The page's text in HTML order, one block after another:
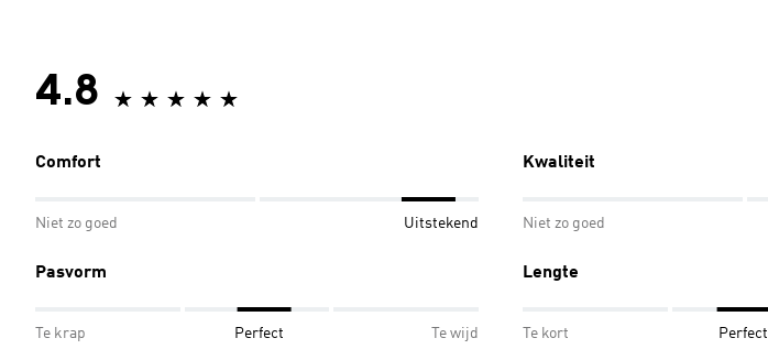
4.8
Comfort
Niet zo goed Uitstekend
Kwaliteit
Niet zo goed
Pasvorm
Te krap Perfect Te wijd
Lengte
Te kort Perfect